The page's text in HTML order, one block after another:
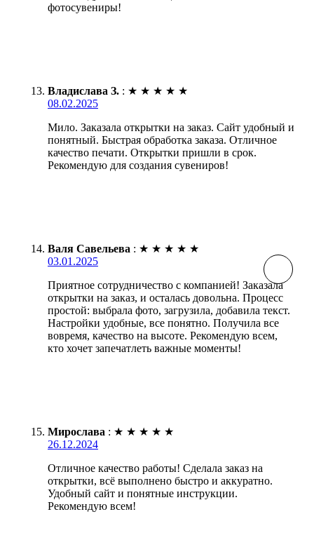
фотосувениры!
Владислава З. : ★ ★ ★ ★ ★
08.02.2025
Мило. Заказала открытки на заказ. Сайт удобный и
понятный. Быстрая обработка заказа. Отличное
качество печати. Открытки пришли в срок.
Рекомендую для создания сувениров!
Валя Савельева : ★ ★ ★ ★ ★
03.01.2025
Приятное сотрудничество с компанией! Заказала
открытки на заказ, и осталась довольна. Процесс
простой: выбрала фото, загрузила, добавила текст.
Настройки удобные, все понятно. Получила все
вовремя, качество на высоте. Рекомендую всем,
кто хочет запечатлеть важные моменты!
Мирослава : ★ ★ ★ ★ ★
26.12.2024
Отличное качество работы! Сделала заказ на
открытки, всё выполнено быстро и аккуратно.
Удобный сайт и понятные инструкции.
Рекомендую всем!